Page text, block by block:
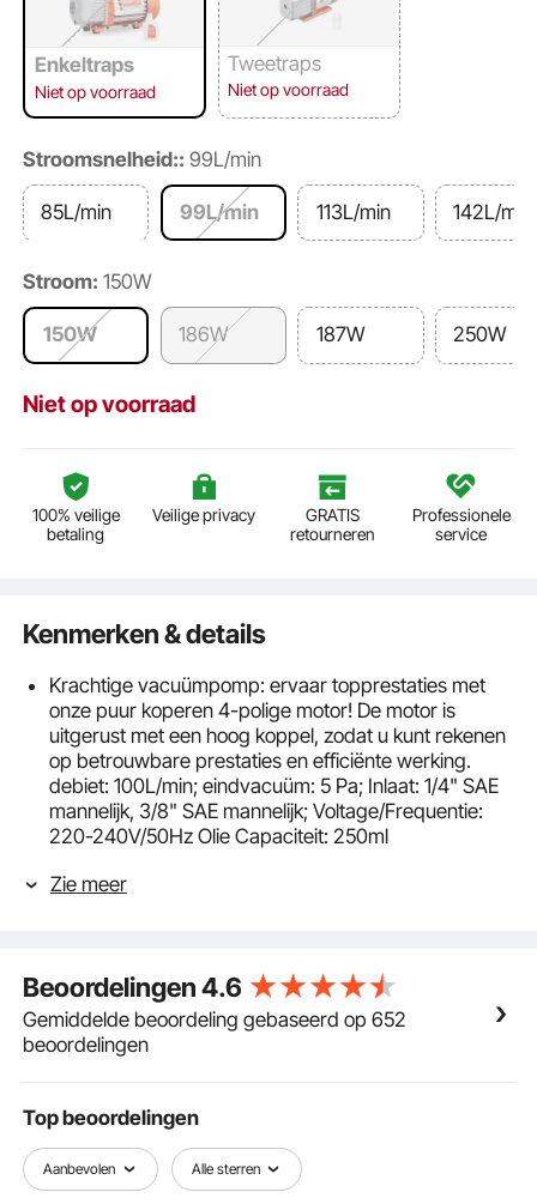
Enkeltraps
Niet op voorraad
Tweetraps
Niet op voorraad
Stroomsnelheid:: 99L/min
85L/min 99L/min 113L/min 142L/min
Stroom: 150W
150W 186W 187W 250W
Niet op voorraad
100% veilige
betaling
Veilige privacy
GRATIS
retourneren
Professionele
service
Kenmerken & details
Krachtige vacuümpomp: ervaar topprestaties met
onze puur koperen 4-polige motor! De motor is
uitgerust met een hoog koppel, zodat u kunt rekenen
op betrouwbare prestaties en efficiënte werking.
debiet: 100L/min; eindvacuüm: 5 Pa; Inlaat: 1/4" SAE
mannelijk, 3/8" SAE mannelijk; Voltage/Frequentie:
220-240V/50Hz Olie Capaciteit: 250ml
downtime met onze innovatieve
continu kan werken. En met de toegevoegde
oververhittingsbeveiliging kunt u zich verheugen op
gestabiliseerde prestaties en een langere levensduur
van de motor.
terugslagklep met terugslagklep en
kogelklepschakelaar voorkomt terugstromen van olie
en verontreiniging van de machine en het
pijplichaam. En met het extra filterelement voor het
Zie meer
Beoordelingen4.6
Gemiddelde beoordeling gebaseerd op 652
beoordelingen
Top beoordelingen
Aanbevolen Alle sterren